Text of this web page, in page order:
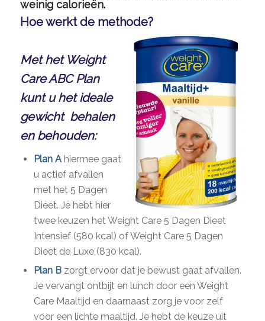
weinig calorieën.
Hoe werkt de methode?
Met het Weight
Care ABC Plan
kunt u het ideale
gewicht behalen
en behouden:
Plan Ahiermee gaat
u actief afvallen
met het 5 Dagen
Dieet. Je hebt hier
twee keuzen het Weight Care 5 Dagen Dieet
Intensief (580 kcal) of Weight Care 5 Dagen
Dieet de Luxe (830 kcal).
Plan Bzorgt ervoor dat je bewust gaat afvallen.
Je vervangt ontbijt en lunch door een Weight
Care Maaltijd en daarnaast zorg je voor zelf
voor een lichte maaltijd. Je hebt de keuze uit